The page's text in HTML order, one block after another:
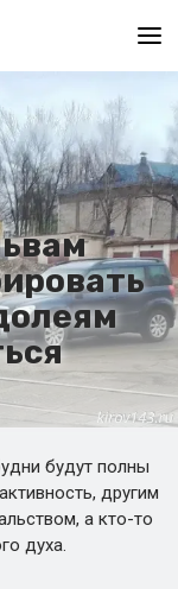
будут полны
другим
а кто-то
духа.